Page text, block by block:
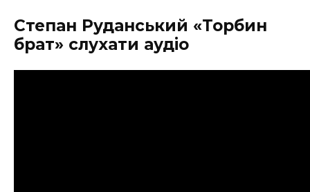
Степан Руданський «Торбин
брат» слухати аудіо